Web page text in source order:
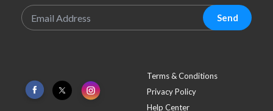
Send
Terms & Conditions
Privacy Policy
Help Center